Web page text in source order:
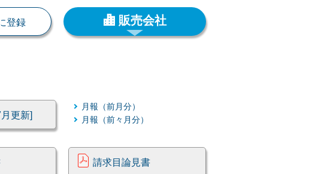
登録 販売会社
更新]
月報（前月分）
月報（前々月分）
請求目論見書